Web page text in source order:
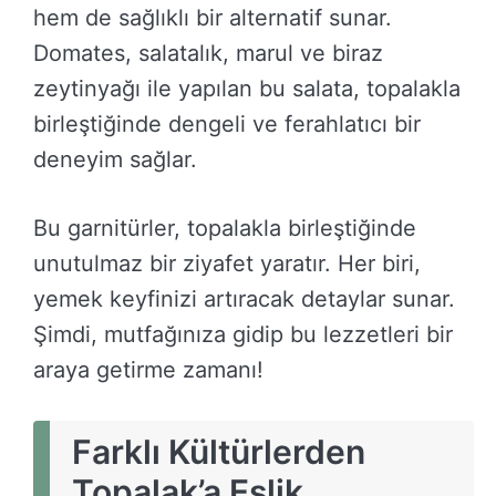
hem de sağlıklı bir alternatif sunar.
Domates, salatalık, marul ve biraz
zeytinyağı ile yapılan bu salata, topalakla
birleştiğinde dengeli ve ferahlatıcı bir
deneyim sağlar.
Bu garnitürler, topalakla birleştiğinde
unutulmaz bir ziyafet yaratır. Her biri,
yemek keyfinizi artıracak detaylar sunar.
Şimdi, mutfağınıza gidip bu lezzetleri bir
araya getirme zamanı!
Farklı Kültürlerden